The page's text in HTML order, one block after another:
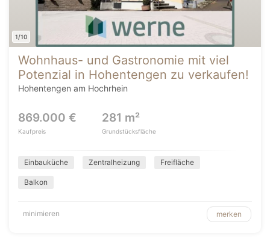
1/10
Wohnhaus- und Gastronomie mit viel
Potenzial in Hohentengen zu verkaufen!
Hohentengen am Hochrhein
869.000 €
Kaufpreis
281 m²
Grundstücksfläche
Einbauküche Zentralheizung Freifläche
Balkon
minimieren merken